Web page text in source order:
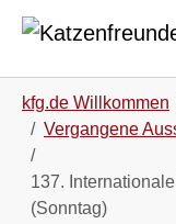
kfg.de Willkommen
Vergangene
137.
(Sonntag)